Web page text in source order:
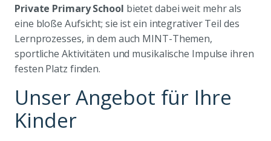
Private Primary School bietet dabei weit mehr als
eine bloße Aufsicht; sie ist ein integrativer Teil des
Lernprozesses, in dem auch MINT-Themen,
sportliche Aktivitäten und musikalische Impulse ihren
festen Platz finden.
Unser Angebot für Ihre
Kinder